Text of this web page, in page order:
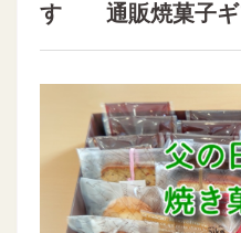
す 通販焼菓子ギ